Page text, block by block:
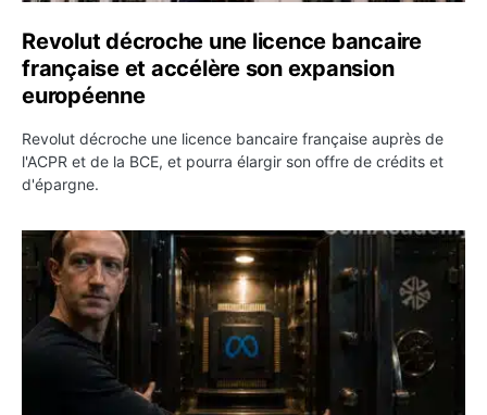
Revolut décroche une licence bancaire
française et accélère son expansion
européenne
Revolut décroche une licence bancaire française auprès de
l'ACPR et de la BCE, et pourra élargir son offre de crédits et
d'épargne.
Meta rouvre ses modèles d’IA et Zuckerberg attaque